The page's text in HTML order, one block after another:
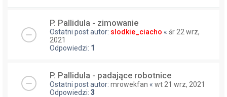
P. Pallidula - zimowanie
Ostatni post autor: slodkie_ciacho « śr 22 wrz,
2021
Odpowiedzi: 1
P. Pallidula - padające robotnice
Ostatni post autor: mrowekfan « wt 21 wrz, 2021
Odpowiedzi: 3